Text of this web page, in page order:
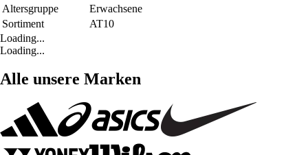
Altersgruppe
Erwachsene
Sortiment
AT10
Loading...
Loading...
Alle unsere Marken